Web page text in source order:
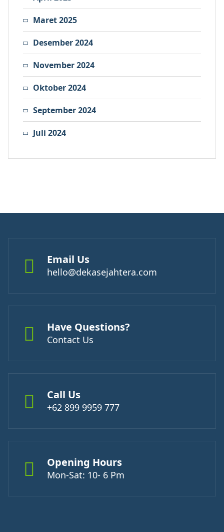
Maret 2025
Desember 2024
November 2024
Oktober 2024
September 2024
Juli 2024
Email Us
hello@dekasejahtera.com
Have Questions?
Contact Us
Call Us
+62 899 9959 777
Opening Hours
Mon-Sat: 10- 6 Pm